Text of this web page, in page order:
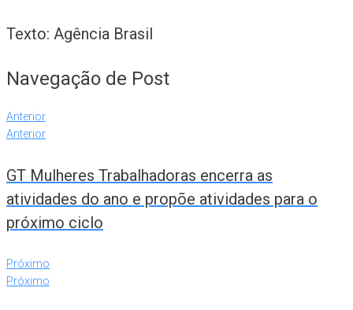
Texto: Agência Brasil
Navegação de Post
Anterior
Anterior
GT Mulheres Trabalhadoras encerra as
atividades do ano e propõe atividades para o
próximo ciclo
Próximo
Próximo